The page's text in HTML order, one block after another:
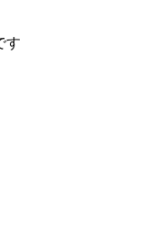
す